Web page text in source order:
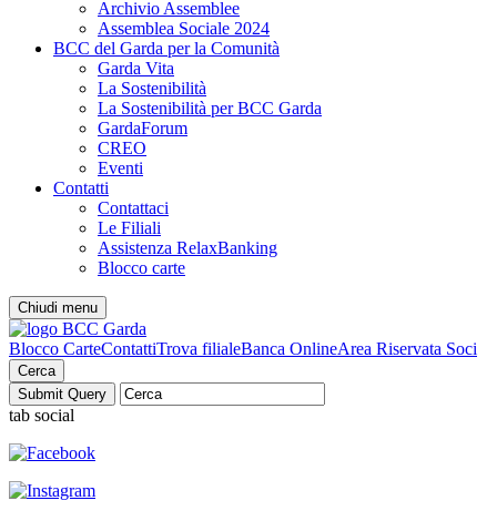
Archivio Assemblee
Assemblea Sociale 2024
BCC del Garda per la Comunità
Garda Vita
La Sostenibilità
La Sostenibilità per BCC Garda
GardaForum
CREO
Eventi
Contatti
Contattaci
Le Filiali
Assistenza RelaxBanking
Blocco carte
Chiudi menu
Blocco CarteContattiTrova filialeBanca OnlineArea Riservata Soci
Cerca
tab social